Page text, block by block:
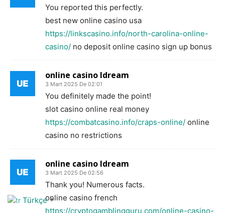
You reported this perfectly.
best new online casino usa
https://linkscasino.info/north-carolina-online-
casino/ no deposit online casino sign up bonus
online casino ldream
3 Mart 2025 De 02:01
You definitely made the point!
slot casino online real money
https://combatcasino.info/craps-online/ online
casino no restrictions
online casino ldream
3 Mart 2025 De 02:56
Thank you! Numerous facts.
online casino french
https://cryptogamblingguru.com/online-casino-
Türkçe ▼